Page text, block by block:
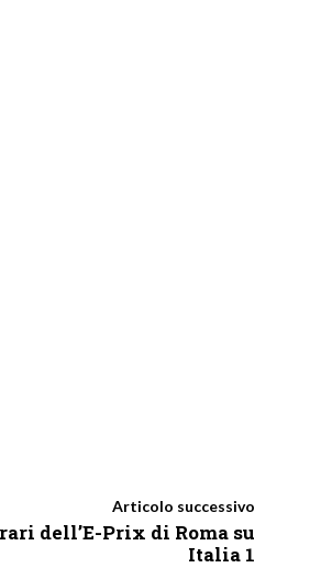
Articolo successivo
dell’E-Prix di Roma su
Italia 1